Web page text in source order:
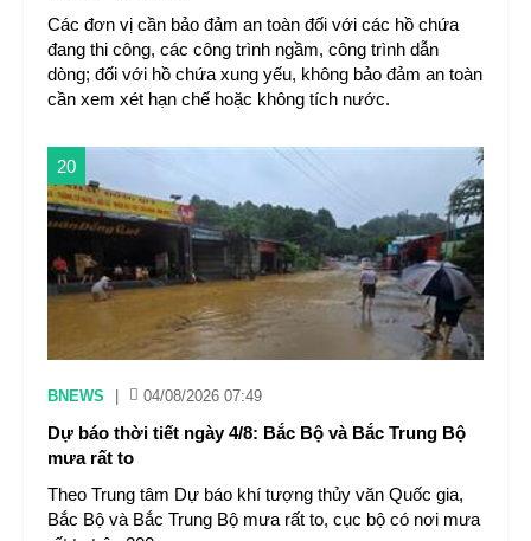
Các đơn vị cần bảo đảm an toàn đối với các hồ chứa
đang thi công, các công trình ngầm, công trình dẫn
dòng; đối với hồ chứa xung yếu, không bảo đảm an toàn
cần xem xét hạn chế hoặc không tích nước.
20
BNEWS 04/08/2026 07:49
Dự báo thời tiết ngày 4/8: Bắc Bộ và Bắc Trung Bộ
mưa rất to
Theo Trung tâm Dự báo khí tượng thủy văn Quốc gia,
Bắc Bộ và Bắc Trung Bộ mưa rất to, cục bộ có nơi mưa